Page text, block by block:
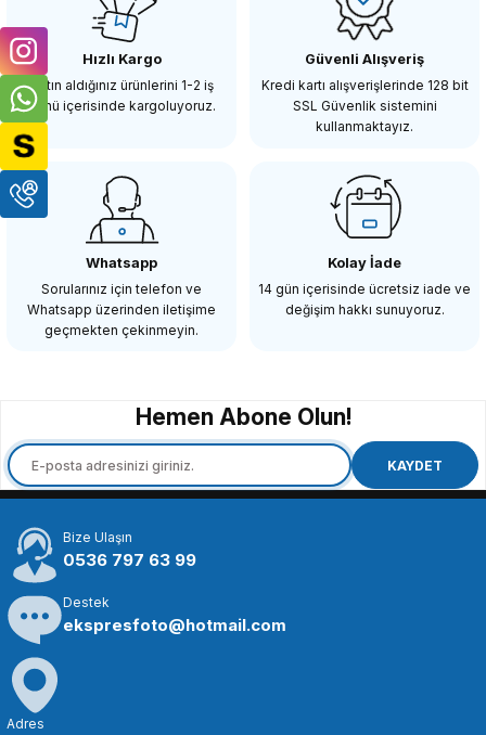
98,21 TL
OEM
OEM Marka Nikon D300 D300s Lcd Koruma Camı
98,21 TL
OEM Marka D500 D600 D610 D7100 D7200 D750 D800 D810 D4 DF Lcd
98,21 TL
OEM
OEM Marka Nikon D5100/D5200/D5300 Lcd Koruma Camı
Hızlı Kargo
Satın aldığınız ürünlerini 1-2 iş
günü içerisinde kargoluyoruz.
Güvenli Alışveriş
Kredi kartı alışverişlerinde 128 bit
SSL Güvenlik sistemini
kullanmaktayız.
Whatsapp
Sorularınız için telefon ve
Whatsapp üzerinden iletişime
geçmekten çekinmeyin.
Kolay İade
14 gün içerisinde ücretsiz iade ve
değişim hakkı sunuyoruz.
Hemen Abone Olun!
KAYDET
Bize Ulaşın
0536 797 63 99
Destek
ekspresfoto@hotmail.com
Adres